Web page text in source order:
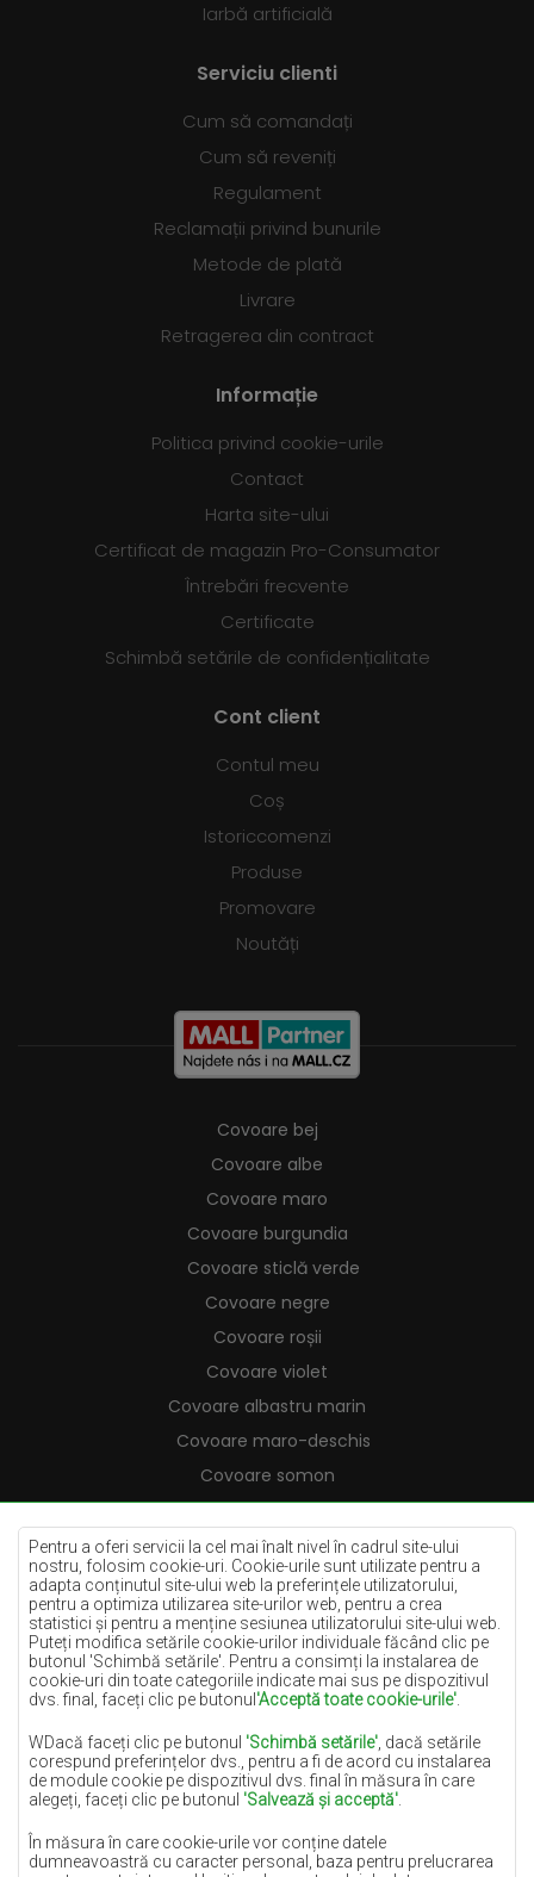
Pentru a oferi servicii la cel mai înalt nivel în cadrul site-ului
nostru, folosim cookie-uri. Cookie-urile sunt utilizate pentru a
adapta conținutul site-ului web la preferințele utilizatorului,
pentru a optimiza utilizarea site-urilor web, pentru a crea
statistici și pentru a menține sesiunea utilizatorului site-ului web.
Puteți modifica setările cookie-urilor individuale făcând clic pe
butonul 'Schimbă setările'. Pentru a consimți la instalarea de
cookie-uri din toate categoriile indicate mai sus pe dispozitivul
dvs. final, faceți clic pe butonul 'Acceptă toate cookie-urile'
WDacă faceți clic pe butonul 'Schimbă setările' , dacă setările
corespund preferințelor dvs., pentru a fi de acord cu instalarea
de module cookie pe dispozitivul dvs. final în măsura în care
alegeți, faceți clic pe butonul 'Salvează și acceptă'
În măsura în care cookie-urile vor conține datele
dumneavoastră cu caracter personal, baza pentru prelucrarea
Iarbă artificială
Serviciu clienti
Cum să comandați
Cum să reveniți
Regulament
Reclamații privind bunurile
Metode de plată
Livrare
Retragerea din contract
Informație
Politica privind cookie-urile
Contact
Harta site-ului
Certificat de magazin Pro-Consumator
Întrebări frecvente
Certificate
Schimbă setările de confidențialitate
Cont client
Contul meu
Coș
Istoriccomenzi
Produse
Promovare
Noutăți
Covoare bej
Covoare albe
Covoare maro
Covoare burgundia
Covoare sticlă verde
Covoare negre
Covoare roșii
Covoare violet
Covoare albastru marin
Covoare maro-deschis
Covoare somon
Covoare crem
Covoare lila
Covoare galbene
Covoare mentă
Covoare albastre
Covoare portocalii
Covoare gri
Covoare teracotă
Covoare aurii